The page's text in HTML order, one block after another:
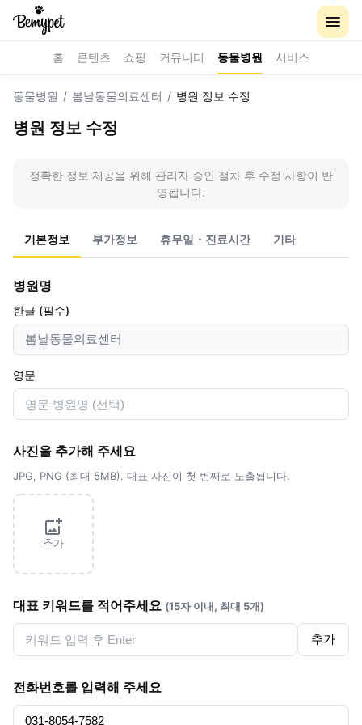
홈 콘텐츠 쇼핑 커뮤니티 동물병원 서비스
동물병원 / 봄날동물의료센터 / 병원 정보 수정
병원 정보 수정
정확한 정보 제공을 위해 관리자 승인 절차 후 수정 사항이 반
영됩니다.
기본정보 부가정보 휴무일・진료시간 기타
병원명
한글 (필수)
영문
사진을 추가해 주세요
JPG, PNG (최대 5MB). 대표 사진이 첫 번째로 노출됩니다.
추가
대표 키워드를 적어주세요 (15자 이내, 최대 5개)
추가
전화번호를 입력해 주세요